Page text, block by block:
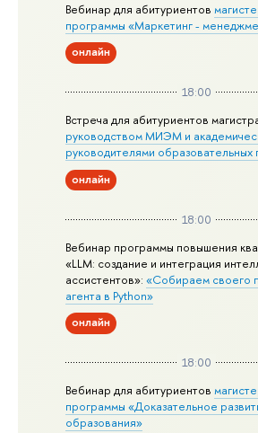
Вебинар для абитуриентов
программы «Маркетинг -
онлайн
18:00
Встреча для абитуриентов
руководством МИЭМ и
руководителями образовательных
онлайн
18:00
Вебинар программы повышения
«LLM: создание и интеграция
ассистентов»:«Собираем своего
агента в Python»
онлайн
18:00
Вебинар для абитуриентов
программы «Доказательное
образования»